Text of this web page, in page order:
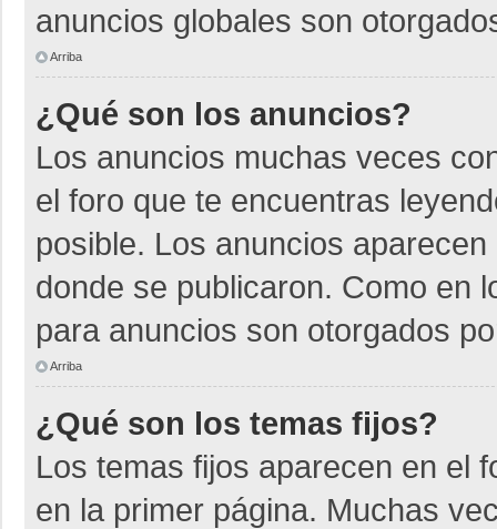
anuncios globales son
Arriba
¿Qué son los anuncios?
Los anuncios muchas veces
el foro que te encuentras
posible. Los anuncios
donde se publicaron. Como en
para anuncios son otorgados
Arriba
¿Qué son los temas fijos?
Los temas fijos aparecen en el
en la primer página. Muchas